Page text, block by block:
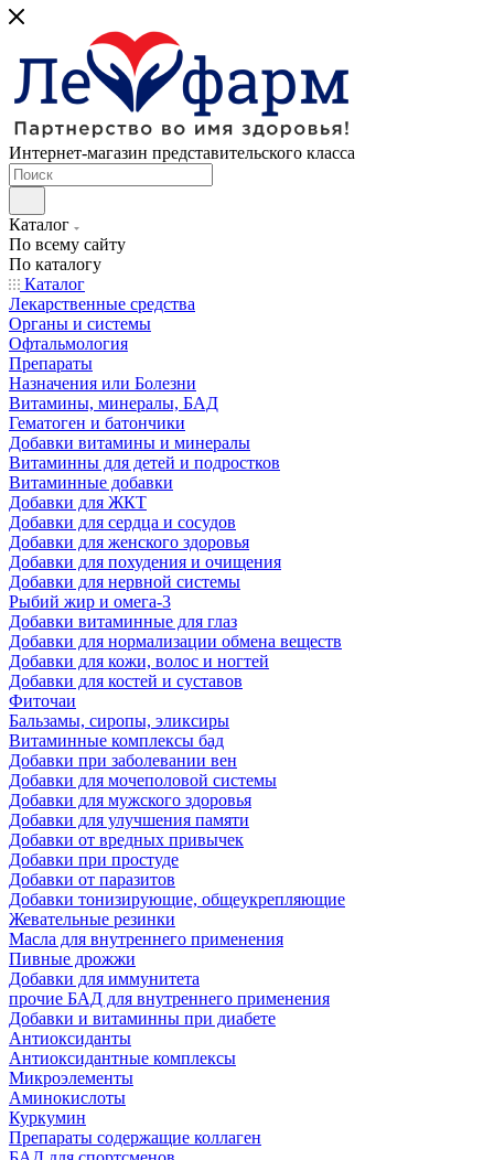
Интернет-магазин представительского класса
Каталог
По всему сайту
По каталогу
Каталог
Лекарственные средства
Органы и системы
Офтальмология
Препараты
Назначения или Болезни
Витамины, минералы, БАД
Гематоген и батончики
Добавки витамины и минералы
Витаминны для детей и подростков
Витаминные добавки
Добавки для ЖКТ
Добавки для сердца и сосудов
Добавки для женского здоровья
Добавки для похудения и очищения
Добавки для нервной системы
Рыбий жир и омега-3
Добавки витаминные для глаз
Добавки для нормализации обмена веществ
Добавки для кожи, волос и ногтей
Добавки для костей и суставов
Фиточаи
Бальзамы, сиропы, эликсиры
Витаминные комплексы бад
Добавки при заболевании вен
Добавки для мочеполовой системы
Добавки для мужского здоровья
Добавки для улучшения памяти
Добавки от вредных привычек
Добавки при простуде
Добавки от паразитов
Добавки тонизирующие, общеукрепляющие
Жевательные резинки
Масла для внутреннего применения
Пивные дрожжи
Добавки для иммунитета
прочие БАД для внутреннего применения
Добавки и витаминны при диабете
Антиоксиданты
Антиоксидантные комплексы
Микроэлементы
Аминокислоты
Куркумин
Препараты содержащие коллаген